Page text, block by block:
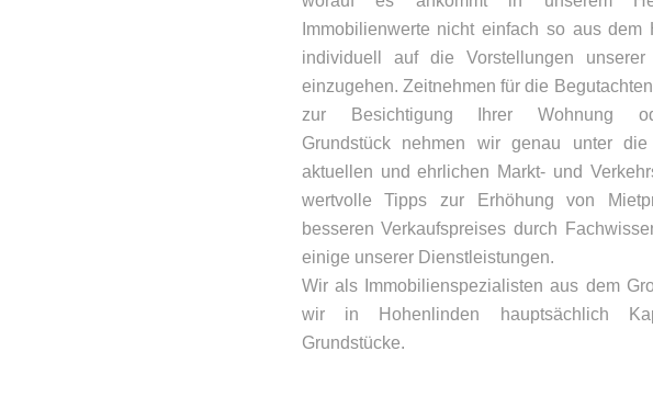
Immobilienwerte nicht einfach so aus dem
individuell auf die Vorstellungen
einzugehen. Zeitnehmen für die
zur Besichtigung Ihrer Wohnung
Grundstück nehmen wir genau unter
aktuellen und ehrlichen Markt- und
wertvolle Tipps zur Erhöhung von
besseren Verkaufspreises durch
einige unserer Dienstleistungen.
Wir als Immobilienspezialisten aus dem
wir in Hohenlinden hauptsächlich
Grundstücke.